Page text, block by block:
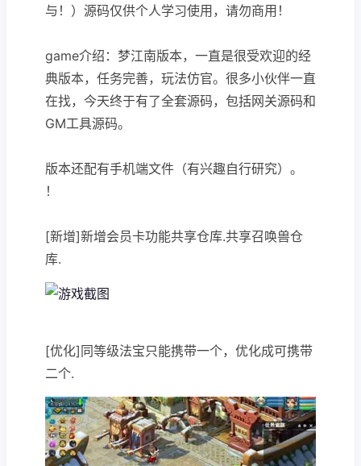
与！）源码仅供个人学习使用，请勿商用！
game介绍：梦江南版本，一直是很受欢迎的经
典版本，任务完善，玩法仿官。很多小伙伴一直
在找，今天终于有了全套源码，包括网关源码和
GM工具源码。
版本还配有手机端文件（有兴趣自行研究）。
！
[新增]新增会员卡功能共享仓库.共享召唤兽仓
库.
[优化]同等级法宝只能携带一个，优化成可携带
二个.